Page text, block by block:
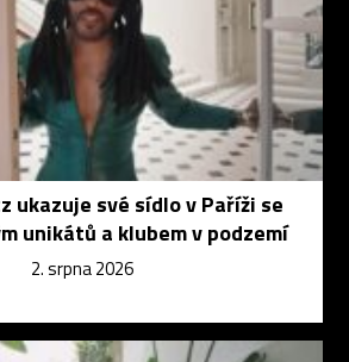
ukazuje své sídlo v Paříži se
unikátů a klubem v podzemí
2. srpna 2026